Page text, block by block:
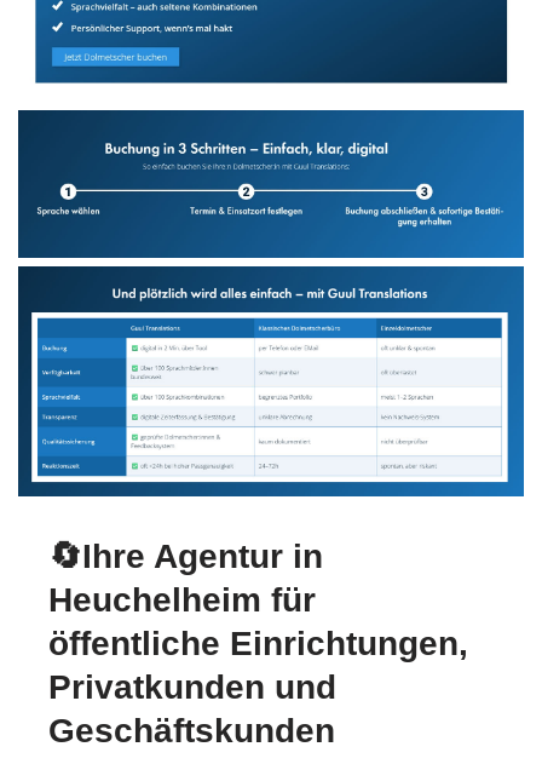
🔄Ihre Agentur in
Heuchelheim für
öffentliche Einrichtungen,
Privatkunden und
Geschäftskunden